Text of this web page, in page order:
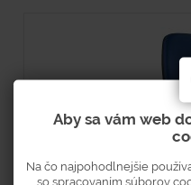
Aby sa vám web
Na čo najpohodlnejšie
so spracovaním súborov